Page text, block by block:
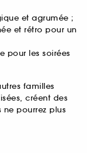
et agrumée ;
et rétro pour un
pour les soirées
familles
créent des
pourrez plus